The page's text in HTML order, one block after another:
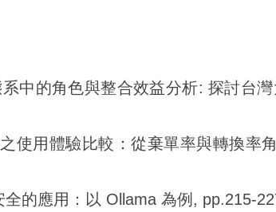
中的角色與整合效益分析: 探討台
使用體驗比較：從棄單率與轉換率
的應用：以 Ollama 為例, pp.215-